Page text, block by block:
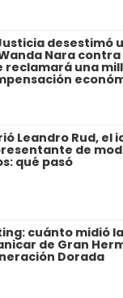
desestimó
Nara
reclamará una
Leandro Rud, el
de
qué pasó
cuánto midió
de Gran
Dorada